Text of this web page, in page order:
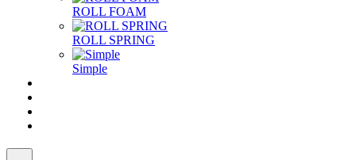
ROLL FOAM
ROLL SPRING
Simple